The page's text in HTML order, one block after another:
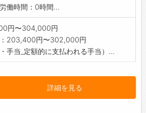
働時間：0時間...
円〜304,000円
203,400円〜302,000円
・手当_定額的に支払われる手当）...
詳細を見る